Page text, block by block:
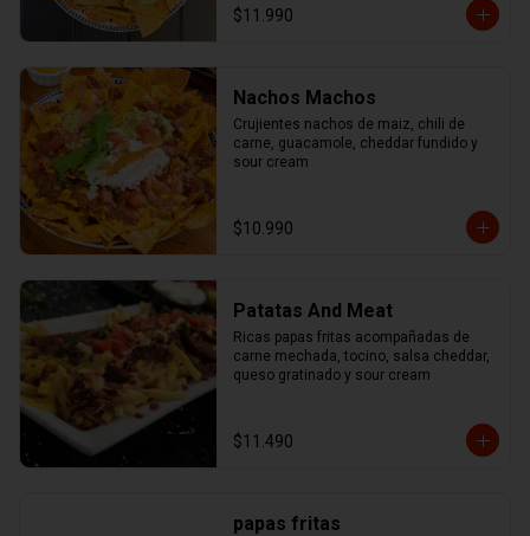
$11.990
Nachos Machos
Crujientes nachos de maiz, chili de
carne, guacamole, cheddar fundido y
sour cream
$10.990
Patatas And Meat
Ricas papas fritas acompañadas de
carne mechada, tocino, salsa cheddar,
queso gratinado y sour cream
$11.490
papas fritas